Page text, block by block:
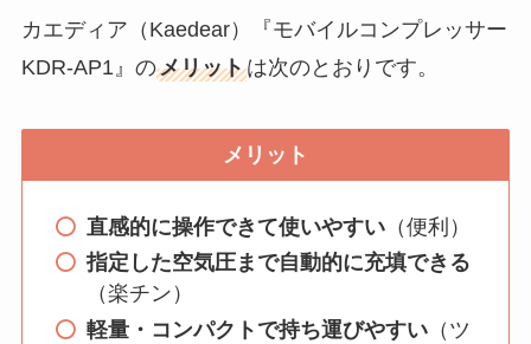
カエディア（Kaedear）『モバイルコンプレッサー
KDR-AP1』のメリットは次のとおりです。
メリット
直感的に操作できて使いやすい（便利）
指定した空気圧まで自動的に充填できる
（楽チン）
軽量・コンパクトで持ち運びやすい（ツ